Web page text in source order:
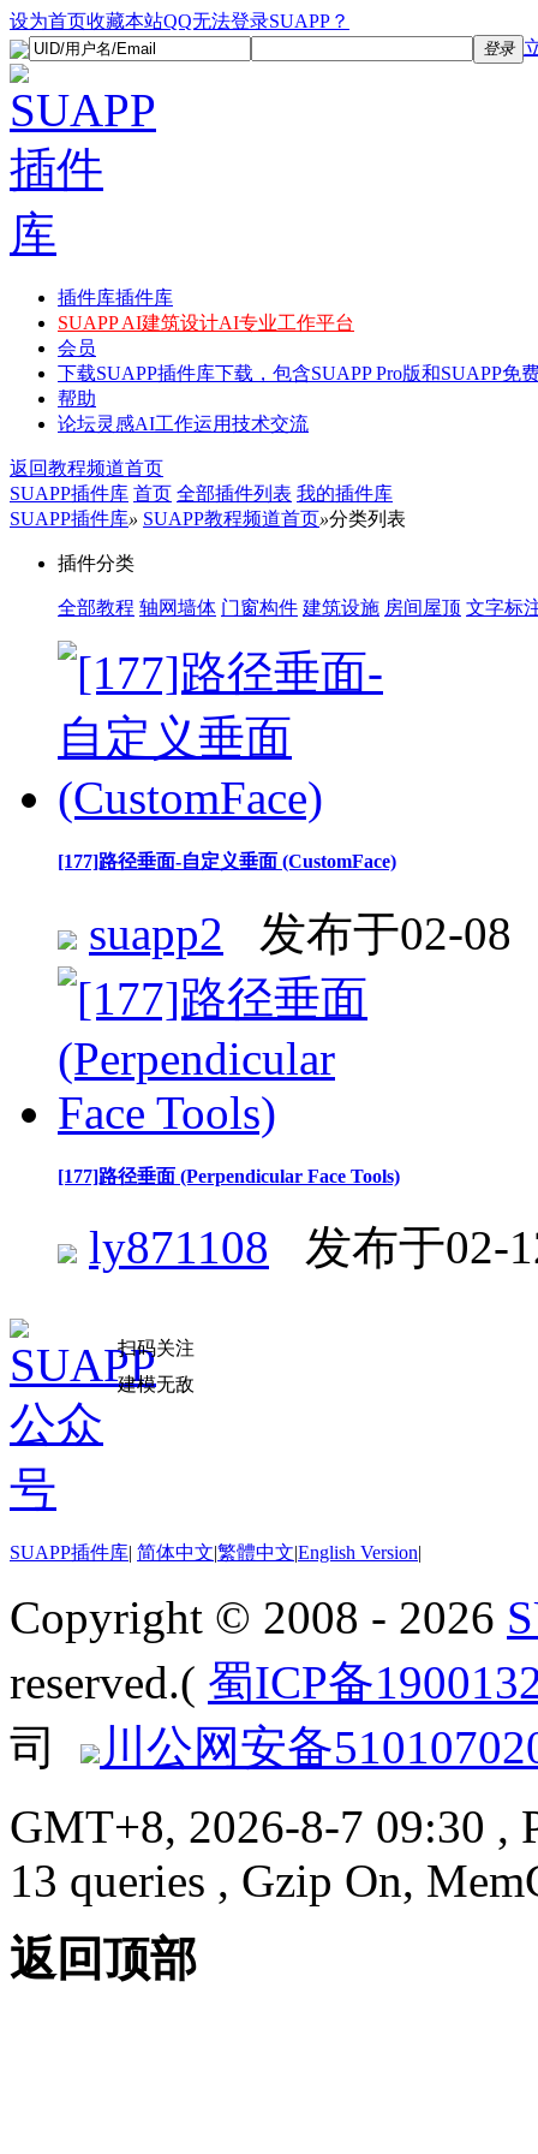
设为首页收藏本站QQ无法登录SUAPP？
登录
插件库插件库
SUAPP AI建筑设计AI专业工作平台
会员
下载SUAPP插件库下载，包含SUAPP Pro版和SUAPP免
帮助
论坛灵感AI工作运用技术交流
返回教程频道首页
SUAPP插件库 首页 全部插件列表 我的插件库
SUAPP插件库» SUAPP教程频道首页»分类列表
插件分类
全部教程 轴网墙体 门窗构件 建筑设施 房间屋顶 文字标
[177]路径垂面-自定义垂面 (CustomFace)
suapp2 发布于02-08
[177]路径垂面 (Perpendicular Face Tools)
ly871108 发布于02-
扫码关注
建模无敌
SUAPP插件库| 简体中文|繁體中文|English Version|
Copyright © 2008 - 2026
reserved.( 蜀ICP备
司
川公网安备
GMT+8, 2026-8-7 09:30 ,
13 queries , Gzip On,
返回顶部